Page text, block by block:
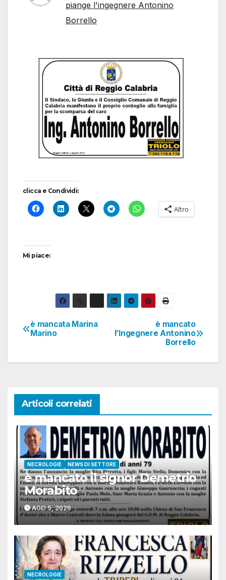
piange l'ingegnere Antonino
Borrello
clicca e Condividi:
Altro
Mi piace:
Navigazione
è mancato
l’Ingegnere Antonino
Borrello
è mancata Marina
Marino
Articoli correlati
NECROLOGIE NEWS DI SETTORE
è mancato il signor Demetrio
Morabito
AGO 5, 2026
NECROLOGIE